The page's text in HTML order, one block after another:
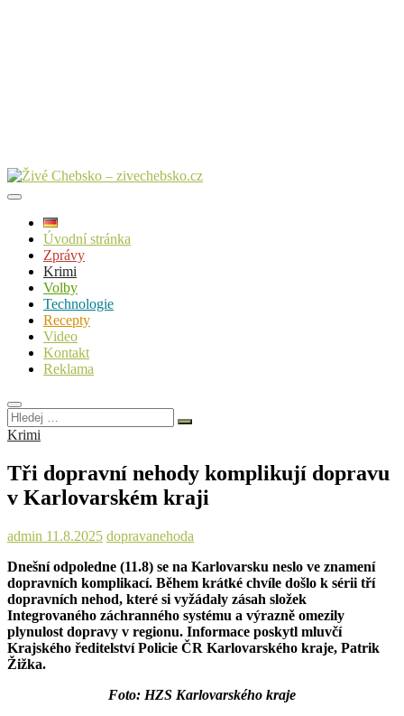
Úvodní stránka
Zprávy
Krimi
Volby
Technologie
Recepty
Video
Kontakt
Reklama
Hledej
…
Krimi
Tři dopravní nehody komplikují dopravu
v Karlovarském kraji
admin 11.8.2025 dopravanehoda
Dnešní odpoledne (11.8) se na Karlovarsku neslo ve znamení
dopravních komplikací. Během krátké chvíle došlo k sérii tří
dopravních nehod, které si vyžádaly zásah složek
Integrovaného záchranného systému a výrazně omezily
plynulost dopravy v regionu. Informace poskytl mluvčí
Krajského ředitelství Policie ČR Karlovarského kraje, Patrik
Žižka.
Foto: HZS Karlovarského kraje